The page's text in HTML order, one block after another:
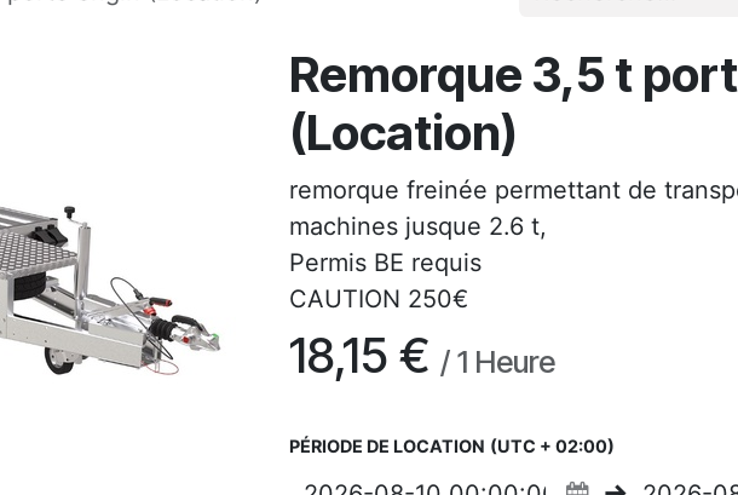
Remorque 3,5 t
(Location)
remorque freinée permettant de
machines jusque 2.6 t,
Permis BE requis
CAUTION 250€
18,15 € / 1 Heure
PÉRIODE DE LOCATION (UTC + 02:00)